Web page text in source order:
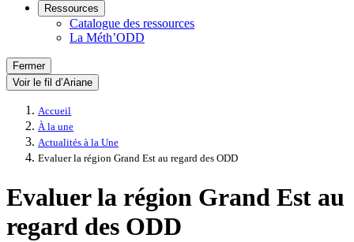
Ressources
Catalogue des ressources
La Méth’ODD
Fermer
Voir le fil d’Ariane
Accueil
À la une
Actualités à la Une
Evaluer la région Grand Est au regard des ODD
Evaluer la région Grand Est au
regard des ODD